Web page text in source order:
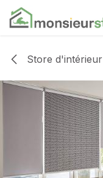
Se rendre au contenu
Store d'intérieur